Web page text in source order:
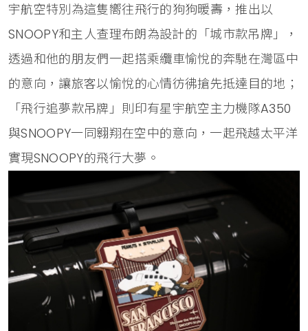
宇航空特別為這隻嚮往飛行的狗狗暖壽，推出以
SNOOPY和主人查理布朗為設計的「城市款吊牌」，
透過和他的朋友們一起搭乘纜車愉悅的奔馳在灣區中
的意向，讓旅客以愉悅的心情彷彿搶先抵達目的地；
「飛行追夢款吊牌」則印有星宇航空主力機隊A350
與SNOOPY一同翱翔在空中的意向，一起飛越太平洋
實現SNOOPY的飛行大夢。